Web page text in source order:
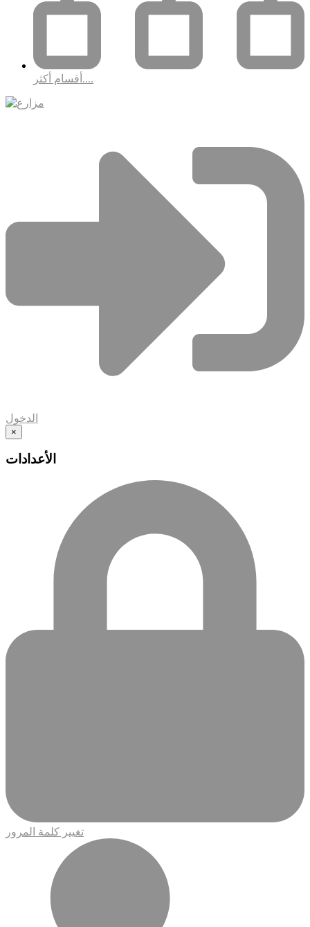
أقسام أكثر....
الدخول
×
الأعدادات
تغيير كلمة المرور